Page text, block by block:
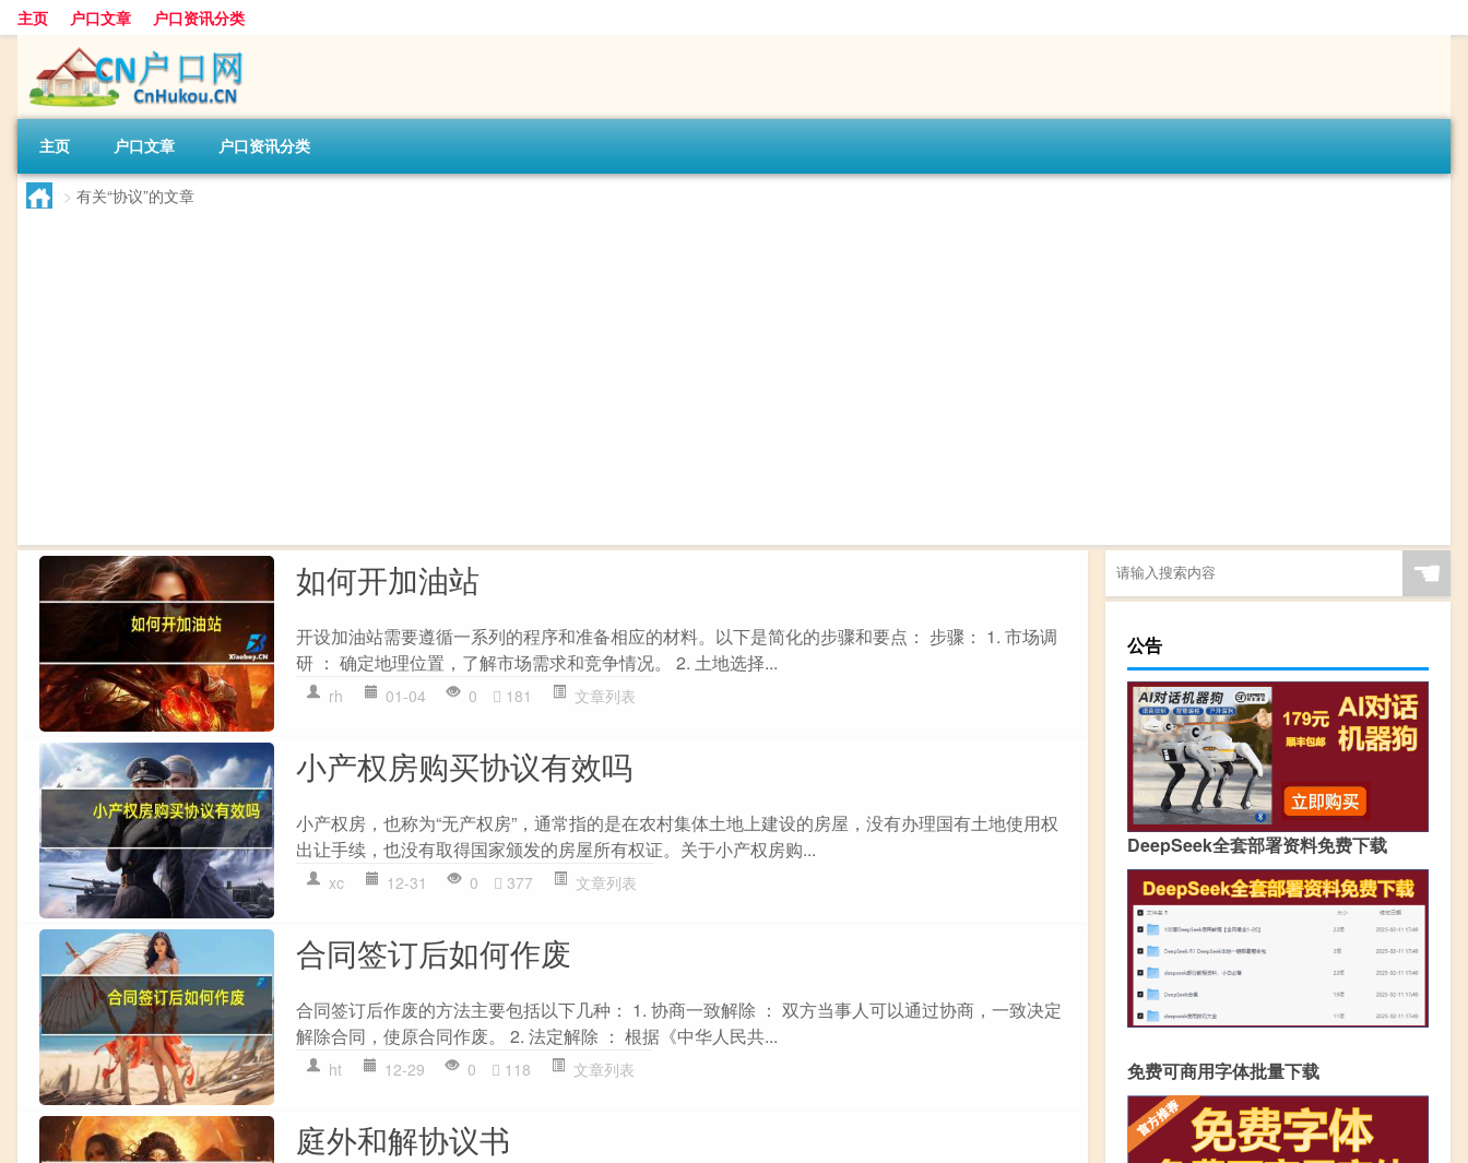
主页 户口文章 户口资讯分类
主页 户口文章 户口资讯分类
> 有关“协议”的文章
如何开加油站
开设加油站需要遵循一系列的程序和准备相应的材料。以下是简化的步骤和要点： 步骤： 1. 市场调
研 ： 确定地理位置，了解市场需求和竞争情况。 2. 土地选择...
rh 01-04 0 181 文章列表
小产权房购买协议有效吗
小产权房，也称为“无产权房”，通常指的是在农村集体土地上建设的房屋，没有办理国有土地使用权
出让手续，也没有取得国家颁发的房屋所有权证。关于小产权房购...
xc 12-31 0 377 文章列表
合同签订后如何作废
合同签订后作废的方法主要包括以下几种： 1. 协商一致解除 ： 双方当事人可以通过协商，一致决定
解除合同，使原合同作废。 2. 法定解除 ： 根据《中华人民共...
ht 12-29 0 118 文章列表
庭外和解协议书
☚
公告
DeepSeek全套部署资料免费下载
免费可商用字体批量下载